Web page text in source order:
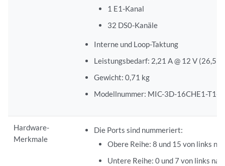
1 E1-Kanal
32 DS0-Kanäle
Interne und Loop-Taktung
Leistungsbedarf: 2,21 A @ 12 V (26,55
Gewicht: 0,71 kg
Modellnummer: MIC-3D-16CHE1-T1-
Hardware-
Merkmale
Die Ports sind nummeriert:
Obere Reihe: 8 und 15 von links
Untere Reihe: 0 und 7 von links